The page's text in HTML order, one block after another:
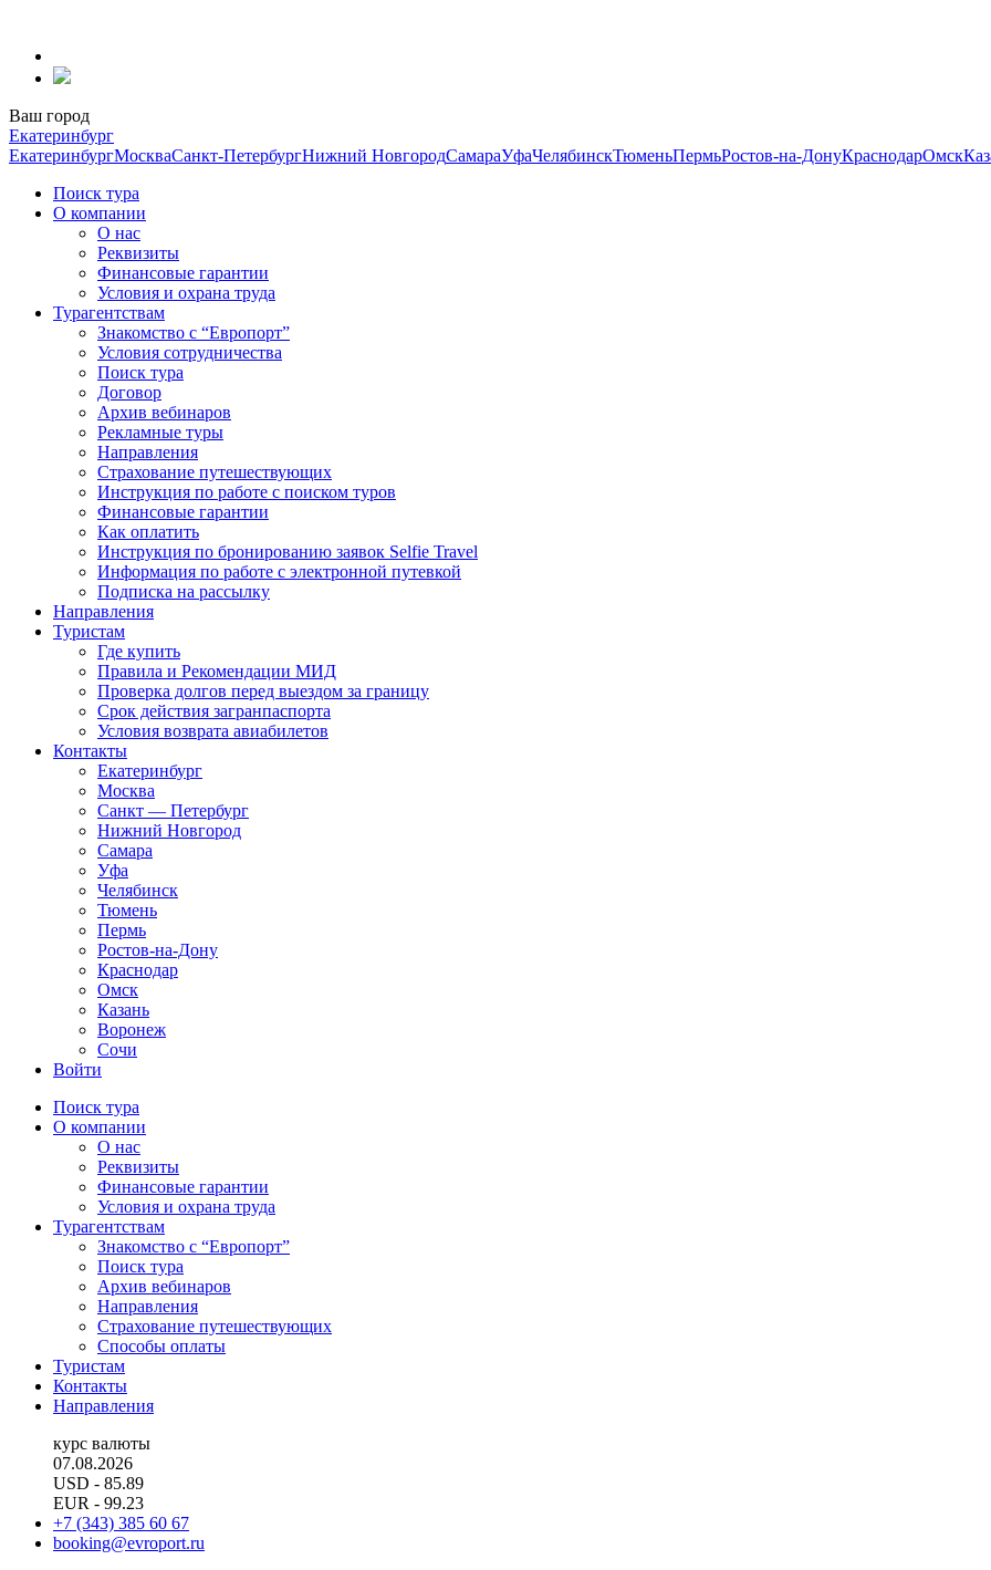
содержанию
Ваш город
Екатеринбург
ЕкатеринбургМоскваСанкт-ПетербургНижний НовгородСамараУфаЧелябинскТюменьПермьРостов-на-ДонуКраснодарОмск
Поиск тура
О компании
О нас
Реквизиты
Финансовые гарантии
Условия и охрана труда
Турагентствам
Знакомство с “Европорт”
Условия сотрудничества
Поиск тура
Договор
Архив вебинаров
Рекламные туры
Направления
Страхование путешествующих
Инструкция по работе с поиском туров
Финансовые гарантии
Как оплатить
Инструкция по бронированию заявок Selfie Travel
Информация по работе с электронной путевкой
Подписка на рассылку
Направления
Туристам
Где купить
Правила и Рекомендации МИД
Проверка долгов перед выездом за границу
Срок действия загранпаспорта
Условия возврата авиабилетов
Контакты
Екатеринбург
Москва
Санкт — Петербург
Нижний Новгород
Самара
Уфа
Челябинск
Тюмень
Пермь
Ростов-на-Дону
Краснодар
Омск
Казань
Воронеж
Сочи
Войти
Поиск тура
О компании
О нас
Реквизиты
Финансовые гарантии
Условия и охрана труда
Турагентствам
Знакомство с “Европорт”
Поиск тура
Архив вебинаров
Направления
Страхование путешествующих
Способы оплаты
Туристам
Контакты
Направления
курс валюты
07.08.2026
USD - 85.89
EUR - 99.23
+7 (343) 385 60 67
booking@evroport.ru